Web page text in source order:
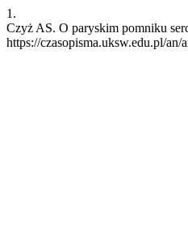
1.
Czyż AS. O paryskim pomniku
https://czasopisma.uksw.edu.pl/